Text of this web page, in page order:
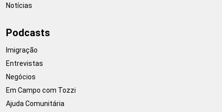
Notícias
Podcasts
Imigração
Entrevistas
Negócios
Em Campo com Tozzi
Ajuda Comunitária